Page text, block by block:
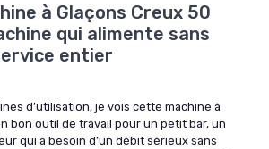
à Glaçons Creux 50
qui alimente sans
entier
d’utilisation, je vois cette machine à
bon outil de travail pour un petit bar, un
qui a besoin d’un débit sérieux sans